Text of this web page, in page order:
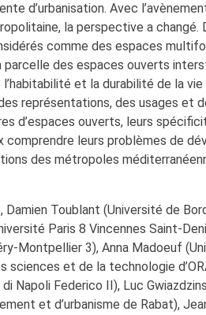
d’urbanisation. Avec
la perspective a changé.
comme des espaces
parcelle des espaces ouverts
et la durabilité de la
représentations, des usages et
d’espaces ouverts, leurs
leurs problèmes de
des métropoles
Toublant (Université de
Paris 8 Vincennes Saint-
Montpellier 3), Anna Madoeuf
et de la technologie
Napoli Federico II), Luc
et d’urbanisme de Rabat),